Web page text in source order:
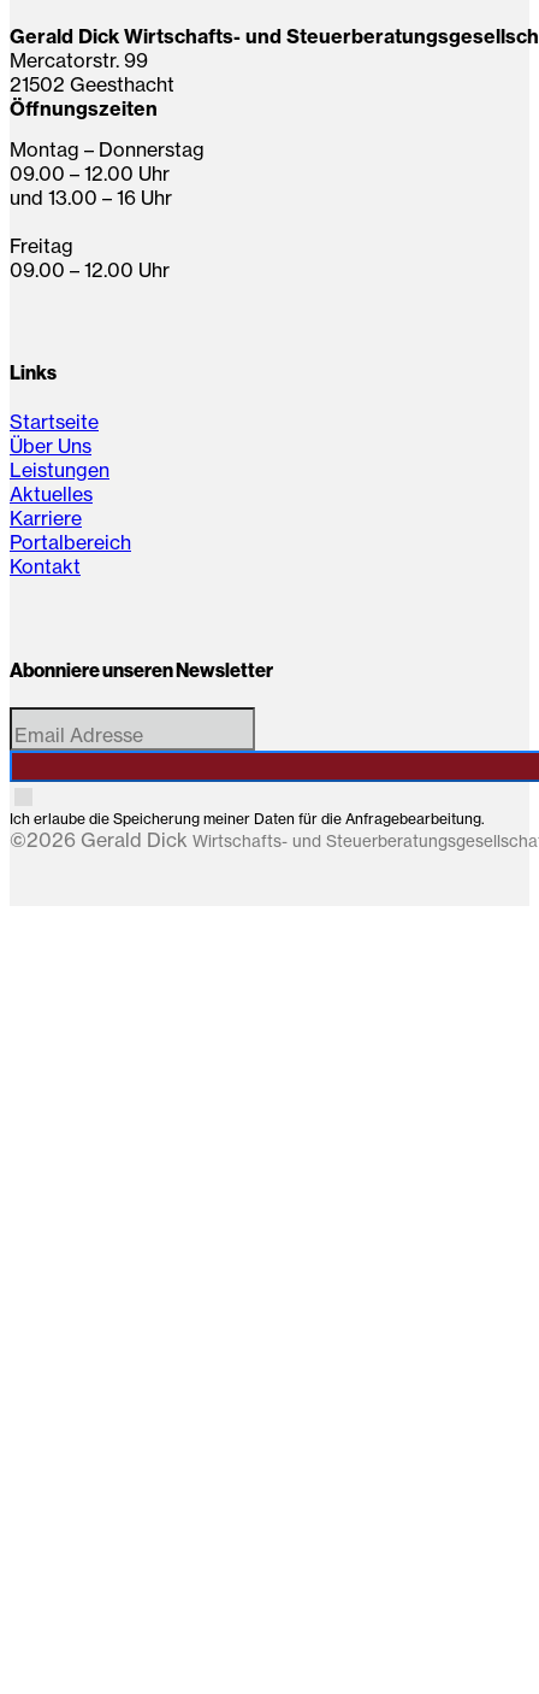
Gerald Dick Wirtschafts- und
Mercatorstr. 99
21502 Geesthacht
Öffnungszeiten
Montag – Donnerstag
09.00 – 12.00 Uhr
und 13.00 – 16 Uhr
Freitag
09.00 – 12.00 Uhr
Links
Startseite
Über Uns
Leistungen
Aktuelles
Karriere
Portalbereich
Kontakt
Abonniere unseren Newsletter
Ich erlaube die Speicherung meiner Daten für die Anfragebearbeitung.
©2026 Gerald Dick Wirtschafts- und